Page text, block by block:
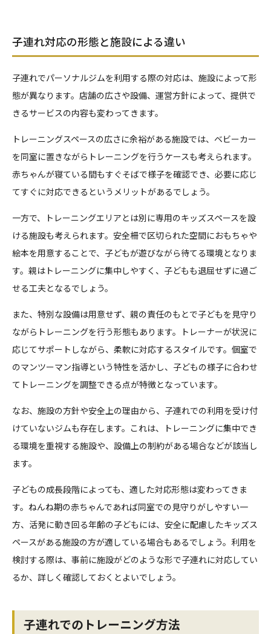
子連れ対応の形態と施設による違い
子連れでパーソナルジムを利用する際の対応は、施設によって形
態が異なります。店舗の広さや設備、運営方針によって、提供で
きるサービスの内容も変わってきます。
トレーニングスペースの広さに余裕がある施設では、ベビーカー
を同室に置きながらトレーニングを行うケースも考えられます。
赤ちゃんが寝ている間もすぐそばで様子を確認でき、必要に応じ
てすぐに対応できるというメリットがあるでしょう。
一方で、トレーニングエリアとは別に専用のキッズスペースを設
ける施設も考えられます。安全柵で区切られた空間におもちゃや
絵本を用意することで、子どもが遊びながら待てる環境となりま
す。親はトレーニングに集中しやすく、子どもも退屈せずに過ご
せる工夫となるでしょう。
また、特別な設備は用意せず、親の責任のもとで子どもを見守り
ながらトレーニングを行う形態もあります。トレーナーが状況に
応じてサポートしながら、柔軟に対応するスタイルです。個室で
のマンツーマン指導という特性を活かし、子どもの様子に合わせ
てトレーニングを調整できる点が特徴となっています。
なお、施設の方針や安全上の理由から、子連れでの利用を受け付
けていないジムも存在します。これは、トレーニングに集中でき
る環境を重視する施設や、設備上の制約がある場合などが該当し
ます。
子どもの成長段階によっても、適した対応形態は変わってきま
す。ねんね期の赤ちゃんであれば同室での見守りがしやすい一
方、活発に動き回る年齢の子どもには、安全に配慮したキッズス
ペースがある施設の方が適している場合もあるでしょう。利用を
検討する際は、事前に施設がどのような形で子連れに対応してい
るか、詳しく確認しておくとよいでしょう。
子連れでのトレーニング方法